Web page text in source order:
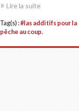
Lire la suite
Tag(s) :#las additifs pour la
pêche au coup.